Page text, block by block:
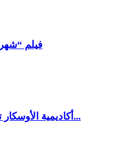
فيلم
أكاديمية الأوسكار تدعو 928 لنيل عضويتها ضمن مبادرة...